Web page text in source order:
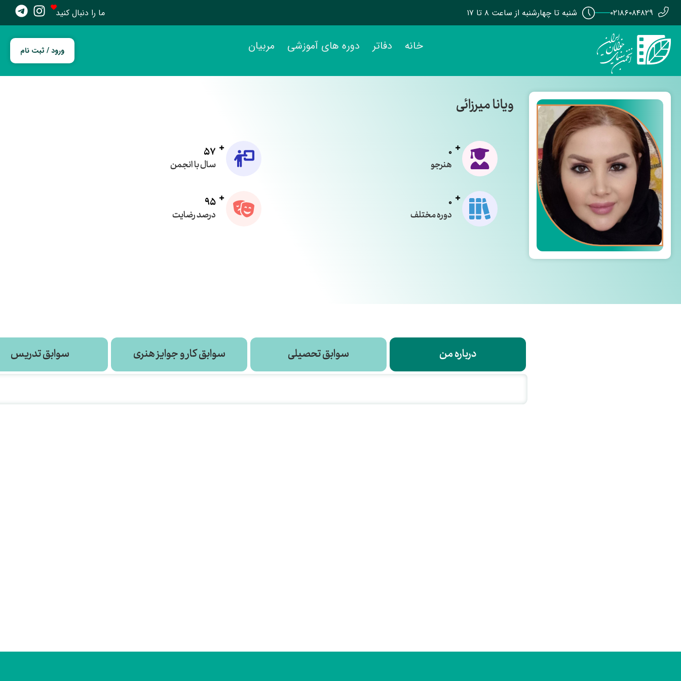
۰۲۱۸۶۰۸۴۸۲۹ شنبه تا چهارشنبه از ساعت ۸ تا ۱۷ ما را دنبال کنید
ورود / ثبت نام خانه دفاتر دوره های آموزشی مربیان
ویانا میرزائی
0
هنرجو
57
سال با انجمن
0
دوره مختلف
95
درصد رضایت
درباره من سوابق تحصیلی سوابق کار و جوایز هنری سوابق تدریس